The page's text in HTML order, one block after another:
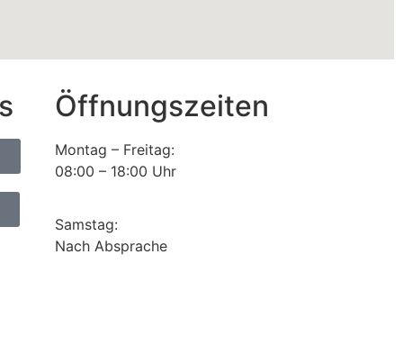
Öffnungszeiten
Montag – Freitag:
08:00 – 18:00 Uhr
Samstag:
Nach Absprache